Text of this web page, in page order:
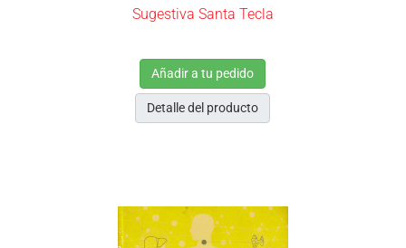
Sugestiva Santa Tecla
Añadir a tu pedido
Detalle del producto